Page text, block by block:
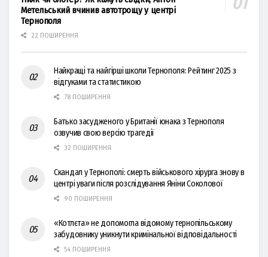
Метельський вчинив автотрощу у центрі
Тернополя
22 ПОШИРЕННЯ
Найкращі та найгірші школи Тернополя: Рейтинг 2025 з
відгуками та статистикою
78 ПОШИРЕННЯ
Батько засудженого у Британії юнака з Тернополя
озвучив свою версію трагедії
32 ПОШИРЕННЯ
Скандал у Тернополі: смерть військового хірурга знову в
центрі уваги після розслідування Яніни Соколової
90 ПОШИРЕННЯ
«Котлєта» не допомогла відомому тернопільському
забудовнику уникнути кримінальної відповідальності
54 ПОШИРЕННЯ